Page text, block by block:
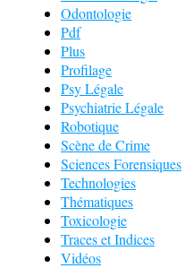
Odontologie
Pdf
Plus
Profilage
Psy Légale
Psychiatrie Légale
Robotique
Scène de Crime
Sciences Forensiques
Technologies
Thématiques
Toxicologie
Traces et Indices
Vidéos